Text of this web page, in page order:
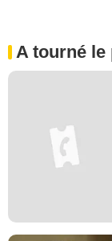
A tourné le